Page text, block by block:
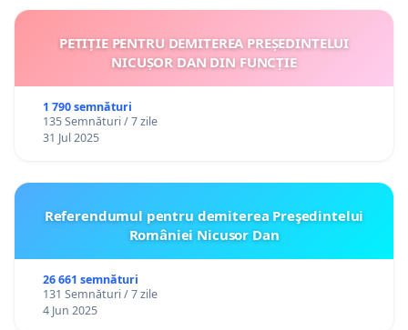
PETIȚIE PENTRU DEMITEREA PREȘEDINTELUI
NICUȘOR DAN DIN FUNCȚIE
1 790 semnături
135 Semnături / 7 zile
31 Jul 2025
Referendumul pentru demiterea Preşedintelui
României Nicusor Dan
26 661 semnături
131 Semnături / 7 zile
4 Jun 2025